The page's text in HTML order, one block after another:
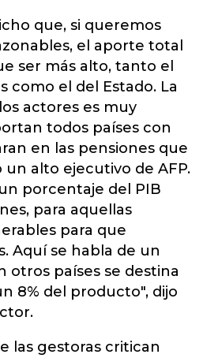
que, si queremos
el aporte total
ser más alto, tanto el
como el del Estado. La
actores es muy
todos países con
en las pensiones que
alto ejecutivo de AFP.
porcentaje del PIB
para aquellas
para que
Aquí se habla de un
otros países se destina
8% del producto", dijo
las gestoras critican